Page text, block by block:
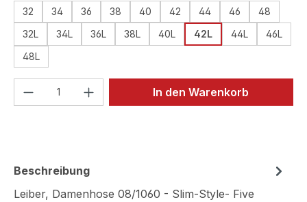
32 34 36 38 40 42 44 46
48
32L
34L 36L 38L 40L 42L 44L
46L
48L
Produkt Anzahl: Gib denIn den Warenkorb
Beschreibung
Leiber, Damenhose 08/1060 - Slim-Style- Five